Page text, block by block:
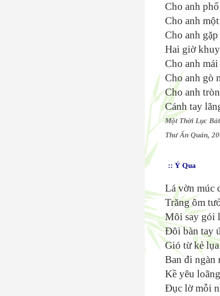
Cho anh
Cho anh
Cho anh
Hai giờ
Cho anh
Cho anh gò
Cho anh
Cánh tay
Một Thời Lục
Thư Ấn Quán,
:: Ý Qua
Lá vờn múc
Trăng ôm
Môi say gói
Đôi bàn tay
Gió từ kẻ
Ban đi ngàn
Kề yêu
Đục lờ mỗi